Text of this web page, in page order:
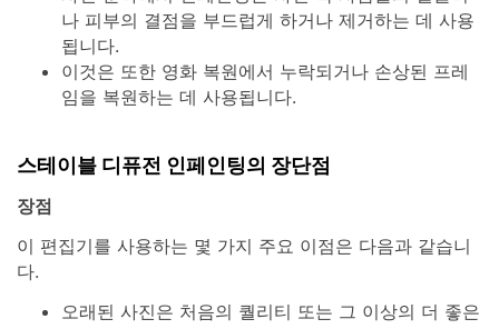
나 피부의 결점을 부드럽게 하거나 제거하는 데 사용
됩니다.
이것은 또한 영화 복원에서 누락되거나 손상된 프레
임을 복원하는 데 사용됩니다.
스테이블 디퓨전 인페인팅의 장단점
장점
이 편집기를 사용하는 몇 가지 주요 이점은 다음과 같습니
다.
오래된 사진은 처음의 퀄리티 또는 그 이상의 더 좋은